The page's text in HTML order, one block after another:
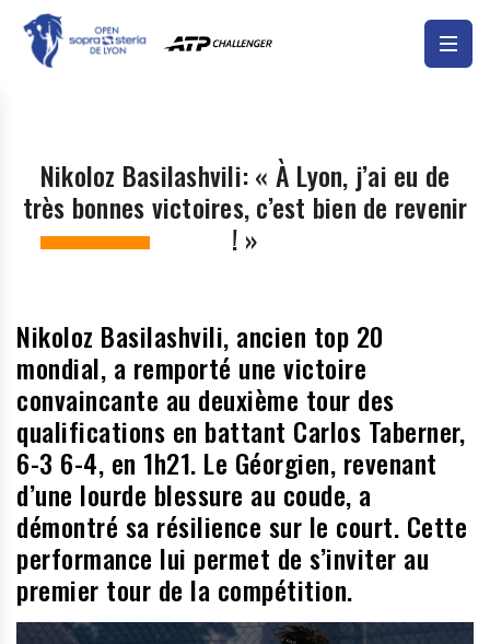
Nikoloz Basilashvili: « À Lyon, j’ai eu de
très bonnes victoires, c’est bien de revenir
! »
Nikoloz Basilashvili, ancien top 20
mondial, a remporté une victoire
convaincante au deuxième tour des
qualifications en battant Carlos Taberner,
6-3 6-4, en 1h21. Le Géorgien, revenant
d’une lourde blessure au coude, a
démontré sa résilience sur le court. Cette
performance lui permet de s’inviter au
premier tour de la compétition.